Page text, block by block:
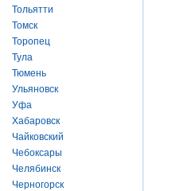
Тольятти
Томск
Торопец
Тула
Тюмень
Ульяновск
Уфа
Хабаровск
Чайковский
Чебоксары
Челябинск
Черногорск